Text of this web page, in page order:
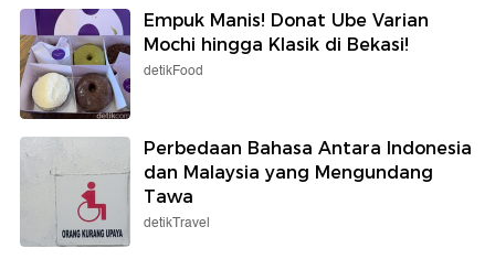
Empuk Manis! Donat Ube Varian
Mochi hingga Klasik di Bekasi!
detikFood
Perbedaan Bahasa Antara Indonesia
dan Malaysia yang Mengundang
Tawa
detikTravel